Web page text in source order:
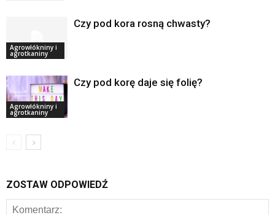
Agrowłókniny i
agrotkaniny
Czy pod kora rosną chwasty?
Agrowłókniny i
agrotkaniny
Czy pod korę daje się folię?
ZOSTAW ODPOWIEDŹ